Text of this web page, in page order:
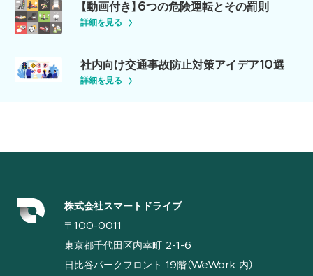
【動画付き】6つの危険運転とその罰則
詳細を見る
社内向け交通事故防止対策アイデア10選
詳細を見る
株式会社スマートドライブ
〒100-0011
東京都千代田区内幸町 2-1-6
日比谷パークフロント 19階（WeWork 内）